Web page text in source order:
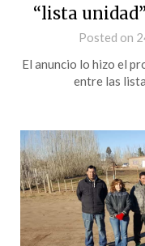
“lista
Posted on
El anuncio lo hizo el
entre las